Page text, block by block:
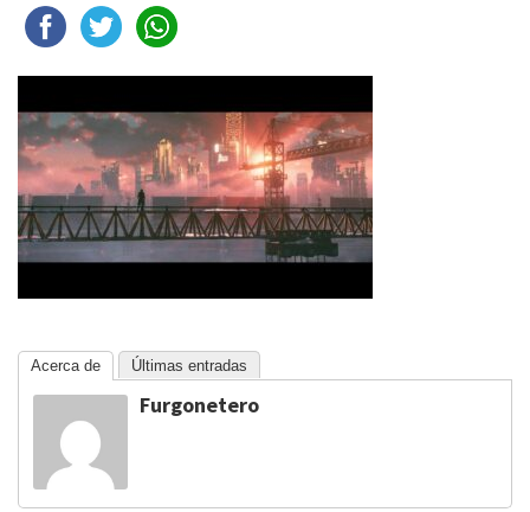
Acerca de Últimas entradas
Furgonetero